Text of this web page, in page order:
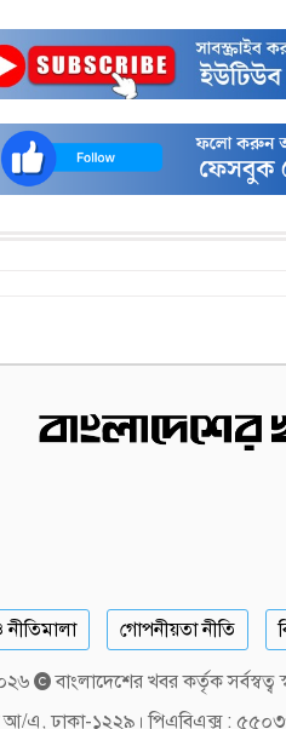
নীতিমালা গোপনীয়তা নীতি
বাংলাদেশের খবর কর্তৃক সর্বস্বত্ব
আ/এ, ঢাকা-১২২৯। পিএবিএক্স :